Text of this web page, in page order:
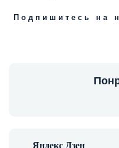
Подпишитесь на